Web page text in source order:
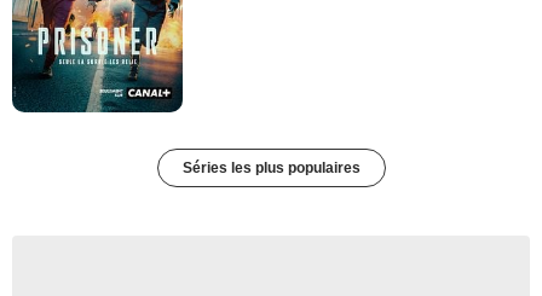
Séries les plus populaires